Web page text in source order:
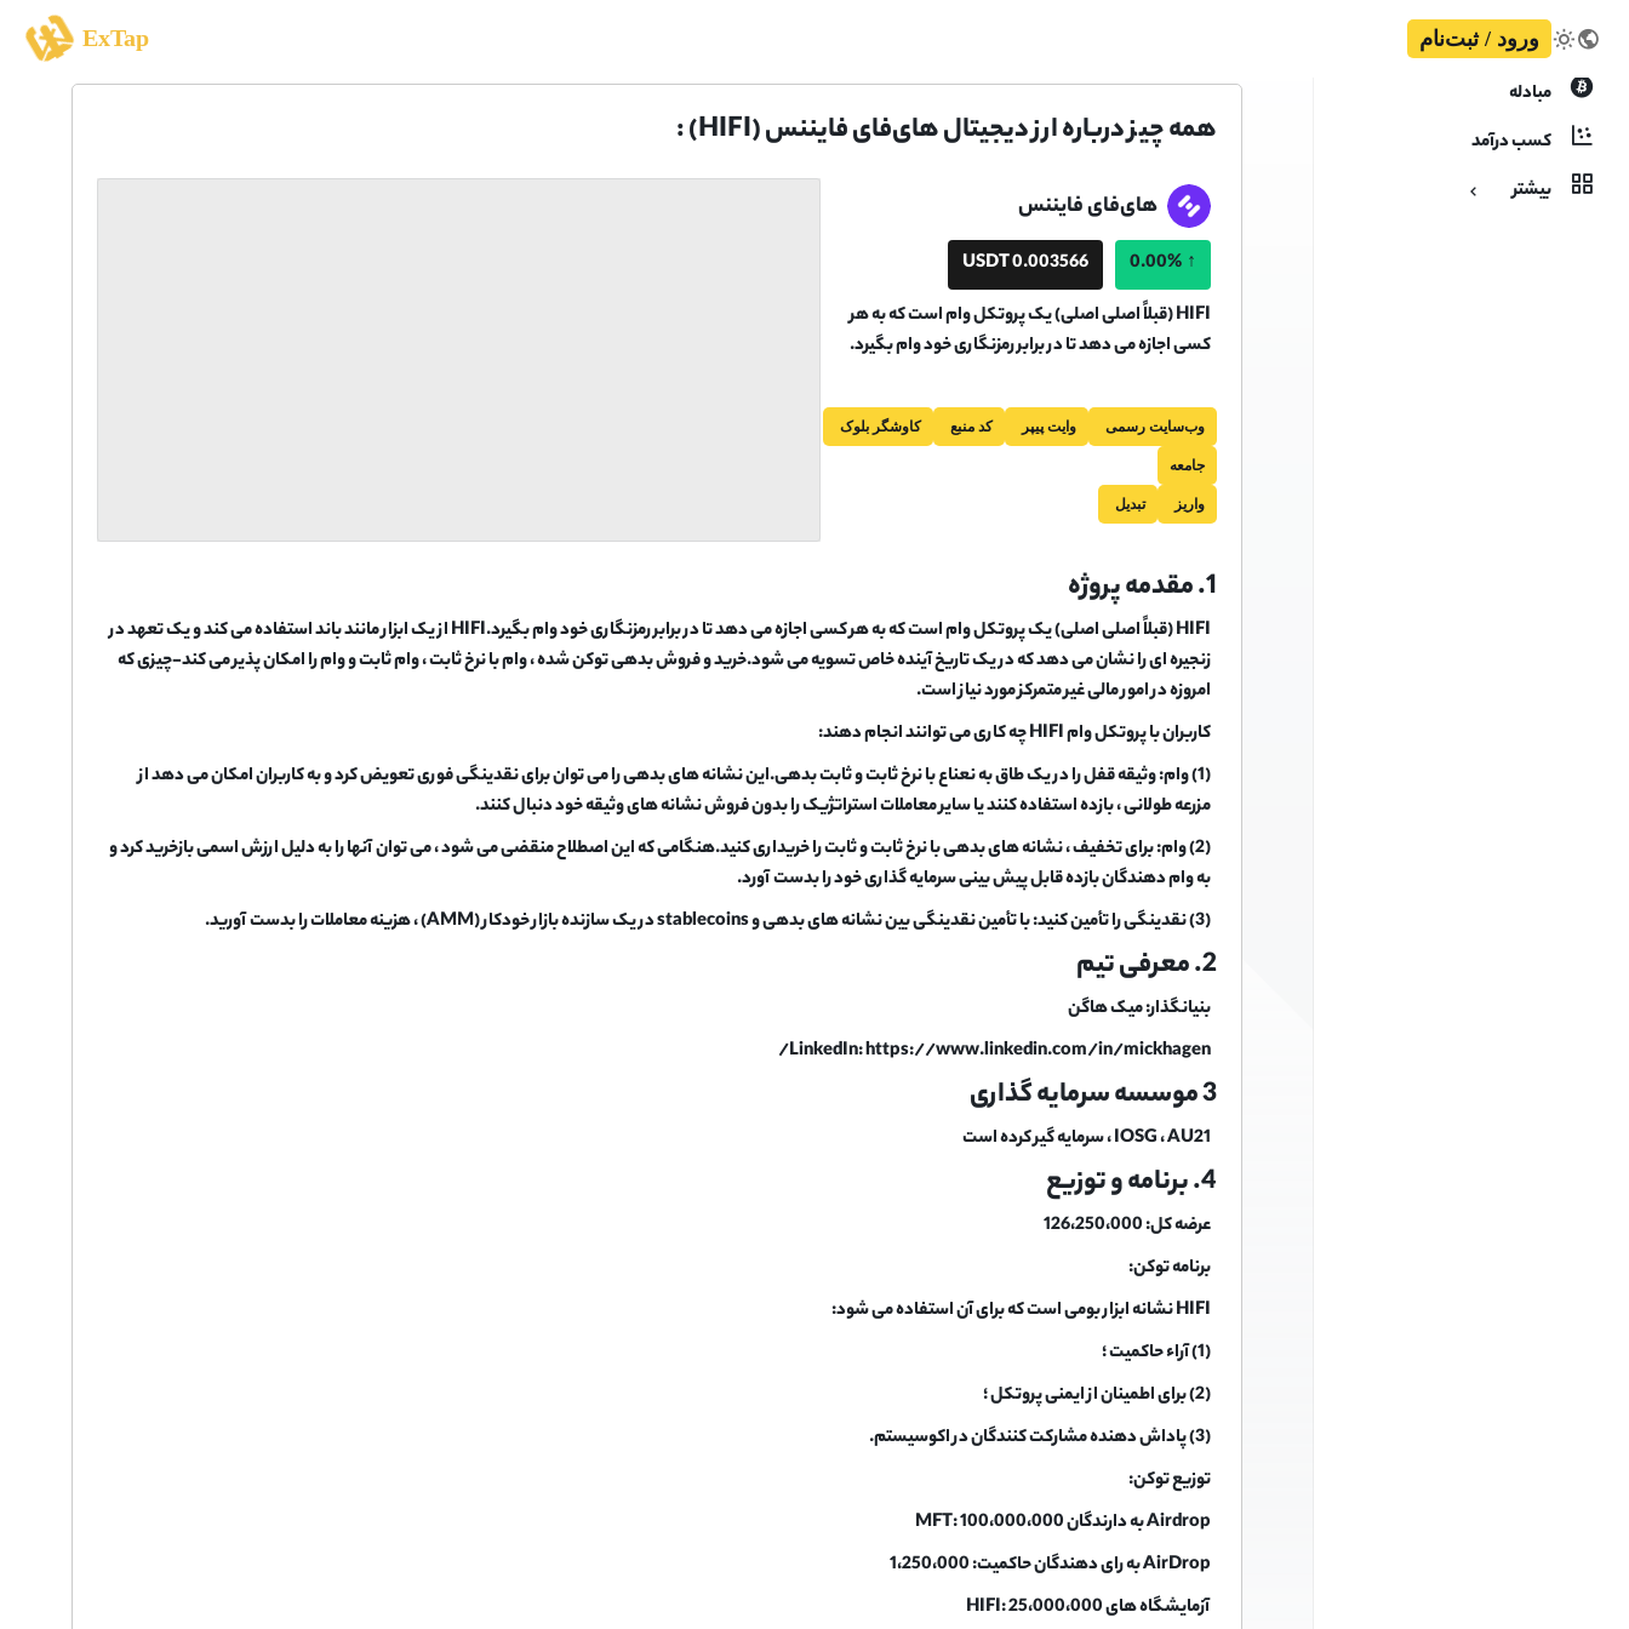
ExTap ورود / ثبت‌نام
مبادله
کسب درآمد
بیشتر
همه چیز درباره ارز دیجیتال های‌فای فایننس (HIFI) :
های‌فای فایننس
↑
0.00%
0.003566 USDT
HIFI (قبلاً اصلی اصلی) یک پروتکل وام است که به هر
کسی اجازه می دهد تا در برابر رمزنگاری خود وام بگیرد.
وب‌سایت رسمی وایت پیپر کد منبع کاوشگر بلوک
جامعه
واریز تبدیل
1. مقدمه پروژه
HIFI (قبلاً اصلی اصلی) یک پروتکل وام است که به هر کسی اجازه می دهد تا در برابر رمزنگاری خود وام بگیرد.HIFI از یک ابزار مانند باند استفاده می کند و یک تعهد در
زنجیره ای را نشان می دهد که در یک تاریخ آینده خاص تسویه می شود.خرید و فروش بدهی توکن شده ، وام با نرخ ثابت ، وام ثابت و وام را امکان پذیر می کند-چیزی که
امروزه در امور مالی غیر متمرکز مورد نیاز است.
کاربران با پروتکل وام HIFI چه کاری می توانند انجام دهند:
(1) وام: وثیقه قفل را در یک طاق به نعناع با نرخ ثابت و ثابت بدهی.این نشانه های بدهی را می توان برای نقدینگی فوری تعویض کرد و به کاربران امکان می دهد از
مزرعه طولانی ، بازده استفاده کنند یا سایر معاملات استراتژیک را بدون فروش نشانه های وثیقه خود دنبال کنند.
(2) وام: برای تخفیف ، نشانه های بدهی با نرخ ثابت و ثابت را خریداری کنید.هنگامی که این اصطلاح منقضی می شود ، می توان آنها را به دلیل ارزش اسمی بازخرید کرد و
به وام دهندگان بازده قابل پیش بینی سرمایه گذاری خود را بدست آورد.
(3) نقدینگی را تأمین کنید: با تأمین نقدینگی بین نشانه های بدهی و stablecoins در یک سازنده بازار خودکار (AMM) ، هزینه معاملات را بدست آورید.
2. معرفی تیم
بنیانگذار: میک هاگن
LinkedIn: https://www.linkedin.com/in/mickhagen/
3 موسسه سرمایه گذاری
IOSG ، AU21 ، سرمایه گیر کرده است
4. برنامه و توزیع
عرضه کل: 126،250،000
برنامه توکن:
HIFI نشانه ابزار بومی است که برای آن استفاده می شود:
(1) آراء حاکمیت ؛
(2) برای اطمینان از ایمنی پروتکل ؛
(3) پاداش دهنده مشارکت کنندگان در اکوسیستم.
توزیع توکن:
Airdrop به دارندگان MFT: 100،000،000
AirDrop به رای دهندگان حاکمیت: 1،250،000
آزمایشگاه های HIFI: 25،000،000